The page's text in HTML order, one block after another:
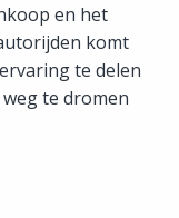
en het
komt
te delen
te dromen